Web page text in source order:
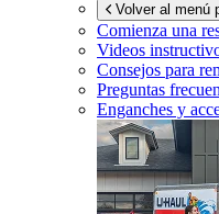
Volver al menú
Comienza una
Videos
Consejos para
Preguntas
Enganches y